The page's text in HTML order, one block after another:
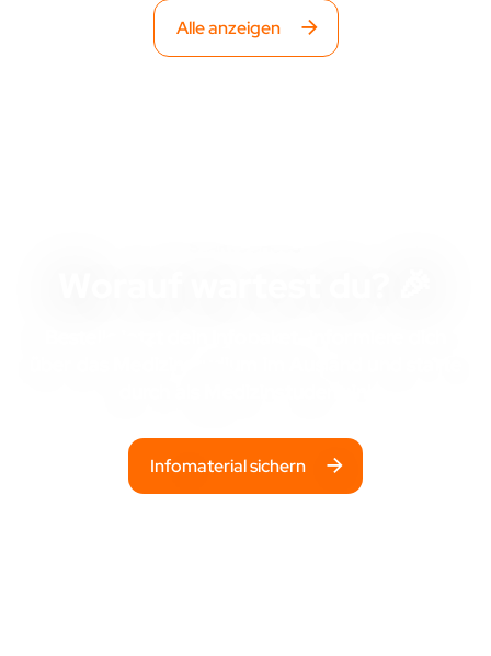
Alle anzeigen
Infomaterial sichern